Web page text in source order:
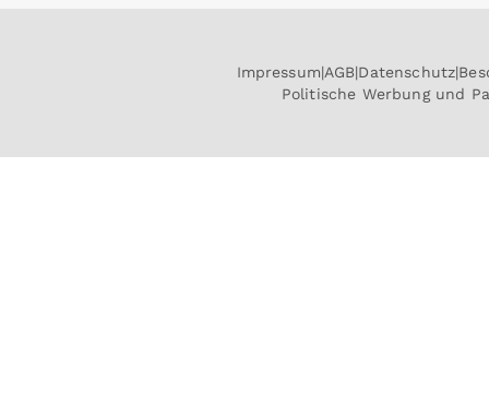
Impressum AGB Datenschutz
Politische Werbung und